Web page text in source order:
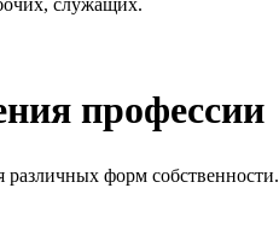
профессии
различных форм собственности.